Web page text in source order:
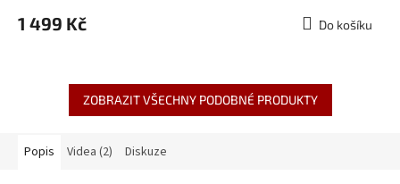
1 499 Kč Do košíku
ZOBRAZIT VŠECHNY PODOBNÉ PRODUKTY
Popis Videa (2) Diskuze